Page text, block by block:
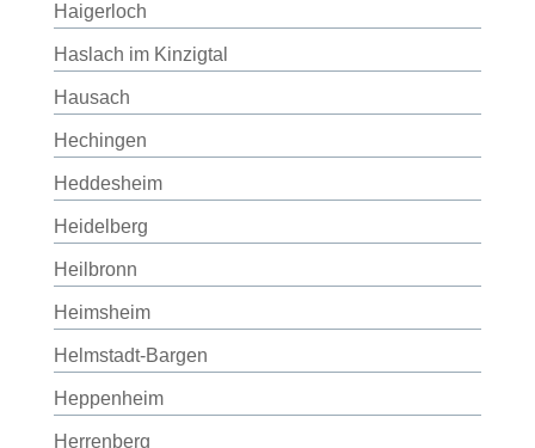
Haigerloch
Haslach im Kinzigtal
Hausach
Hechingen
Heddesheim
Heidelberg
Heilbronn
Heimsheim
Helmstadt-Bargen
Heppenheim
Herrenberg